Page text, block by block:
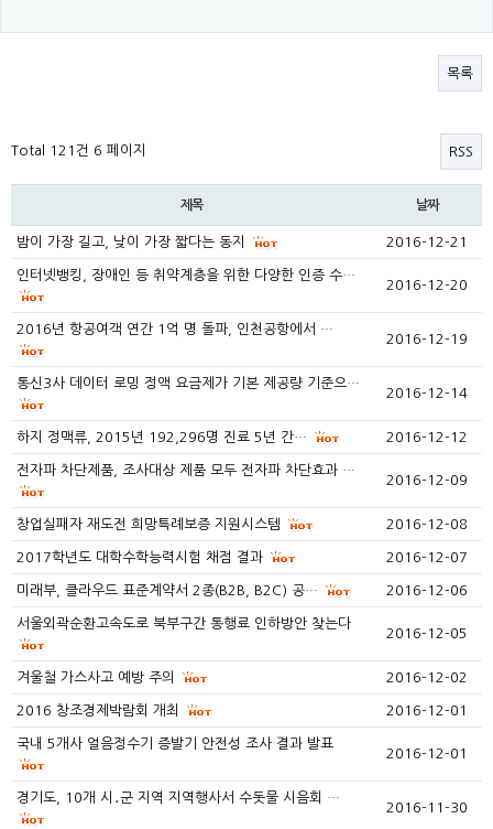
목록
Total 121건 6 페이지 RSS
제목 날짜
밤이 가장 길고, 낮이 가장 짧다는 동지 2016-12-21
인터넷뱅킹, 장애인 등 취약계층을 위한 다양한 인증 수…
2016-12-20
2016년 항공여객 연간 1억 명 돌파, 인천공항에서 …
2016-12-19
통신3사 데이터 로밍 정액 요금제가 기본 제공량 기준으…
2016-12-14
하지 정맥류, 2015년 192,296명 진료 5년 간… 2016-12-12
전자파 차단제품, 조사대상 제품 모두 전자파 차단효과 …
2016-12-09
창업실패자 재도전 희망특례보증 지원시스템 2016-12-08
2017학년도 대학수학능력시험 채점 결과 2016-12-07
미래부, 클라우드 표준계약서 2종(B2B, B2C) 공… 2016-12-06
서울외곽순환고속도로 북부구간 통행료 인하방안 찾는다
2016-12-05
겨울철 가스사고 예방 주의 2016-12-02
2016 창조경제박람회 개최 2016-12-01
국내 5개사 얼음정수기 증발기 안전성 조사 결과 발표
2016-12-01
경기도, 10개 시․군 지역 지역행사서 수돗물 시음회 …
2016-11-30